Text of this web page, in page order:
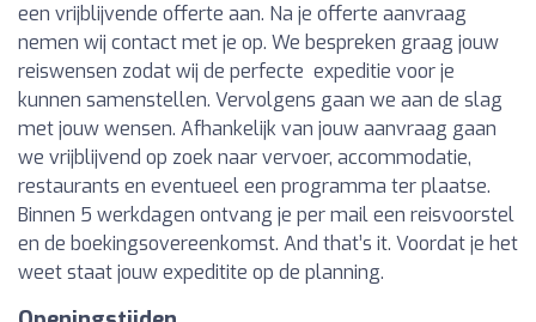
een vrijblijvende offerte aan. Na je offerte aanvraag
nemen wij contact met je op. We bespreken graag jouw
reiswensen zodat wij de perfecte expeditie voor je
kunnen samenstellen. Vervolgens gaan we aan de slag
met jouw wensen. Afhankelijk van jouw aanvraag gaan
we vrijblijvend op zoek naar vervoer, accommodatie,
restaurants en eventueel een programma ter plaatse.
Binnen 5 werkdagen ontvang je per mail een reisvoorstel
en de boekingsovereenkomst. And that’s it. Voordat je het
weet staat jouw expeditite op de planning.